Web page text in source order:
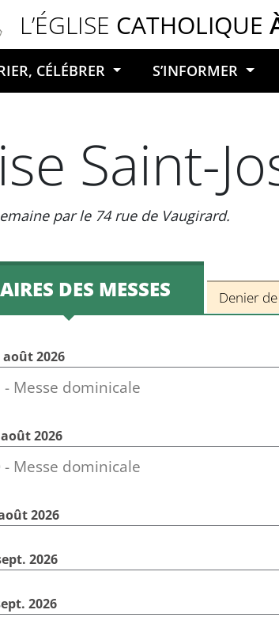
L’ÉGLISE CATHOLIQUE
Votre recherche
CÉLÉBRER S’INFORMER
Saint-
par le 74 rue de Vaugirard.
DES MESSES Denier de
août 2026
- Messe dominicale
2026
- Messe dominicale
2026
2026
2026